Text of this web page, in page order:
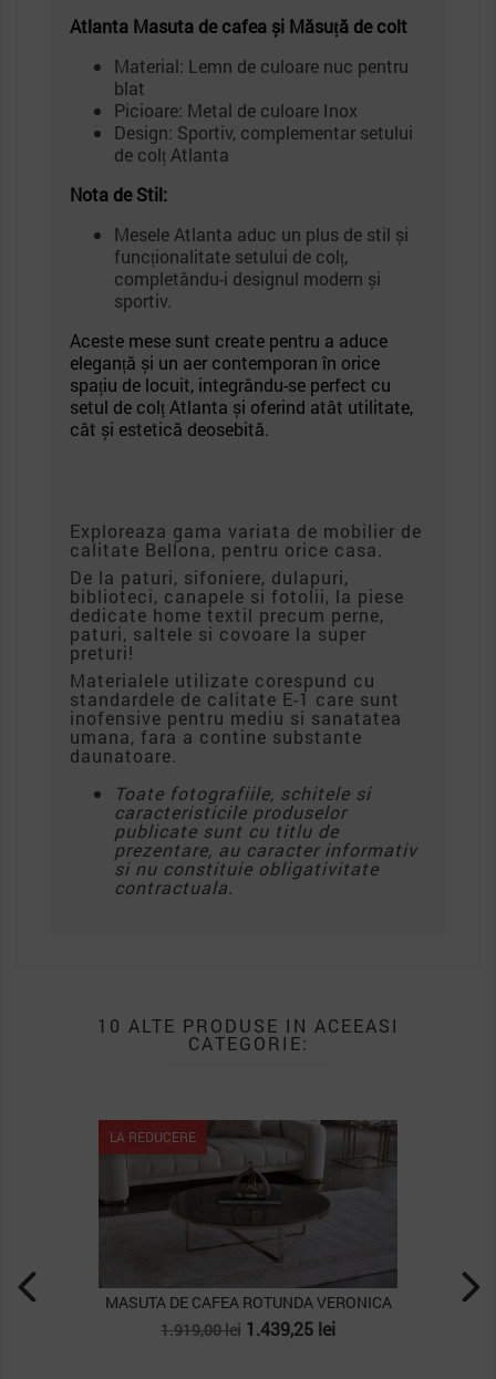
Atlanta Masuta de cafea și Măsuță de colt
Material: Lemn de culoare nuc pentru
blat
Picioare: Metal de culoare Inox
Design: Sportiv, complementar setului
de colț Atlanta
Nota de Stil:
Mesele Atlanta aduc un plus de stil și
funcționalitate setului de colț,
completându-i designul modern și
sportiv.
Aceste mese sunt create pentru a aduce
eleganță și un aer contemporan în orice
spațiu de locuit, integrându-se perfect cu
setul de colț Atlanta și oferind atât utilitate,
cât și estetică deosebită.
Exploreaza gama variata de mobilier de
calitate Bellona, pentru orice casa.
De la paturi, sifoniere, dulapuri,
biblioteci, canapele si fotolii, la piese
dedicate home textil precum perne,
paturi, saltele si covoare la super
preturi!
Materialele utilizate corespund cu
standardele de calitate E-1 care sunt
inofensive pentru mediu si sanatatea
umana, fara a contine substante
daunatoare.
Toate fotografiile, schitele si
caracteristicile produselor
publicate sunt cu titlu de
prezentare, au caracter informativ
si nu constituie obligativitate
contractuala.
10 ALTE PRODUSE IN ACEEASI
CATEGORIE:
LA REDUCERE
MASUTA DE CAFEA ROTUNDA VERONICA
Pret
1.919,00 lei Pret
1.439,25 lei